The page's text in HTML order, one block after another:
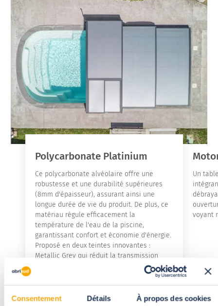
Consentement Détails À propos des cookies
Polycarbonate Platinium
Ce polycarbonate alvéolaire offre une
robustesse et une durabilité supérieures
(8mm d'épaisseur), assurant ainsi une
longue durée de vie du produit. De plus, ce
matériau régule efficacement la
température de l'eau de la piscine,
garantissant confort et économie d'énergie.
Proposé en deux teintes innovantes :
Metallic Grey qui réduit la transmission
lumineuse à 3%, minimisant l'effet de serre
et le Mat Grey qui offre une transmission
lumineuse à 20%, équilibrant parfaitement
luminosité et température.
Un
voyant